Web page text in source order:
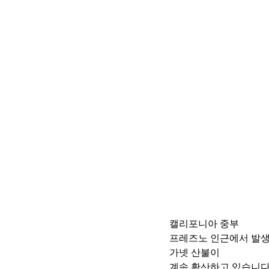
캘리포니아 중부
프레즈노 인근에서 발
가넷 산불이